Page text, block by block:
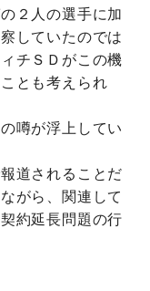
２人の選手に加
していたのでは
チＳＤがこの機
とも考えられ
噂が浮上してい
道されることだ
がら、関連して
約延長問題の行